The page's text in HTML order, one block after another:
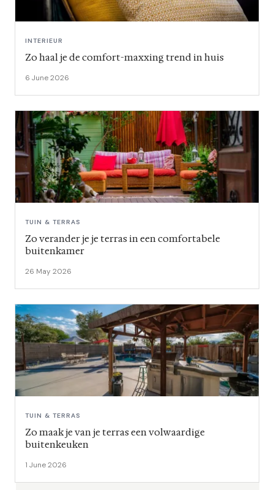
INTERIEUR
Zo haal je de comfort-maxxing trend in huis
6 June 2026
TUIN & TERRAS
Zo verander je je terras in een comfortabele
buitenkamer
26 May 2026
TUIN & TERRAS
Zo maak je van je terras een volwaardige
buitenkeuken
1 June 2026